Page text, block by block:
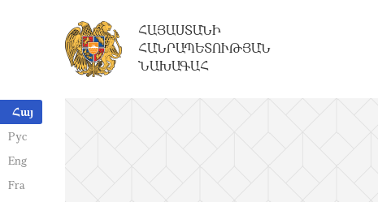
Հայ
Рус
Eng
Fra
ՀԱՅԱՍՏԱՆԻ
ՀԱՆՐԱՊԵՏՈՒԹՅԱՆ
ՆԱԽԱԳԱՀ